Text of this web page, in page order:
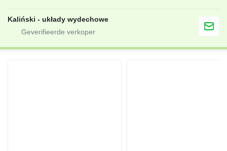
Kaliński - układy wydechowe